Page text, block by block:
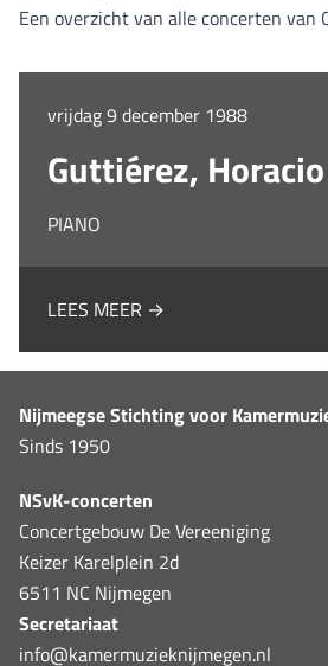
Een overzicht van alle concerten van
vrijdag 9 december 1988
Guttiérez, Horacio
PIANO
LEES MEER →
Nijmeegse Stichting voor
Sinds 1950
NSvK-concerten
Concertgebouw De Vereeniging
Keizer Karelplein 2d
6511 NC Nijmegen
Secretariaat
info@kamermuzieknijmegen.nl